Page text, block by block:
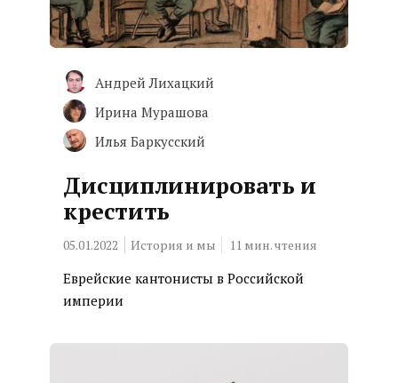
Андрей Лихацкий
Ирина Мурашова
Илья Баркусский
Дисциплинировать и
крестить
05.01.2022 История и мы 11 мин. чтения
Еврейские кантонисты в Российской
империи